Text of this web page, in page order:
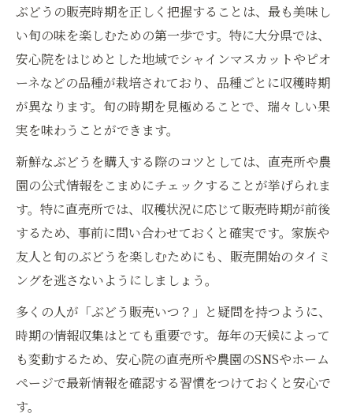
ぶどうの販売時期を正しく把握することは、最も美味し
い旬の味を楽しむための第一歩です。特に大分県では、
安心院をはじめとした地域でシャインマスカットやピオ
ーネなどの品種が栽培されており、品種ごとに収穫時期
が異なります。旬の時期を見極めることで、瑞々しい果
実を味わうことができます。
新鮮なぶどうを購入する際のコツとしては、直売所や農
園の公式情報をこまめにチェックすることが挙げられま
す。特に直売所では、収穫状況に応じて販売時期が前後
するため、事前に問い合わせておくと確実です。家族や
友人と旬のぶどうを楽しむためにも、販売開始のタイミ
ングを逃さないようにしましょう。
多くの人が「ぶどう販売いつ？」と疑問を持つように、
時期の情報収集はとても重要です。毎年の天候によって
も変動するため、安心院の直売所や農園のSNSやホーム
ページで最新情報を確認する習慣をつけておくと安心で
す。